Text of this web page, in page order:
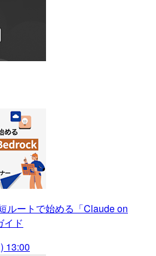
ルートで始める「Claude on
イド
13:00